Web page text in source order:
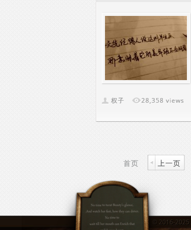
权子 28,358 views
首页 上一页
© 2016-2025